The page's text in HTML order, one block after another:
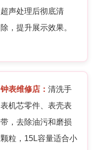
超声处理后彻底清
除，提升展示效果。
钟表维修店： 清洗手
表机芯零件、表壳表
带，去除油污和磨损
颗粒，15L容量适合小